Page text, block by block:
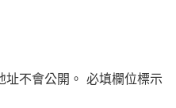
不會公開。 必填欄位標示